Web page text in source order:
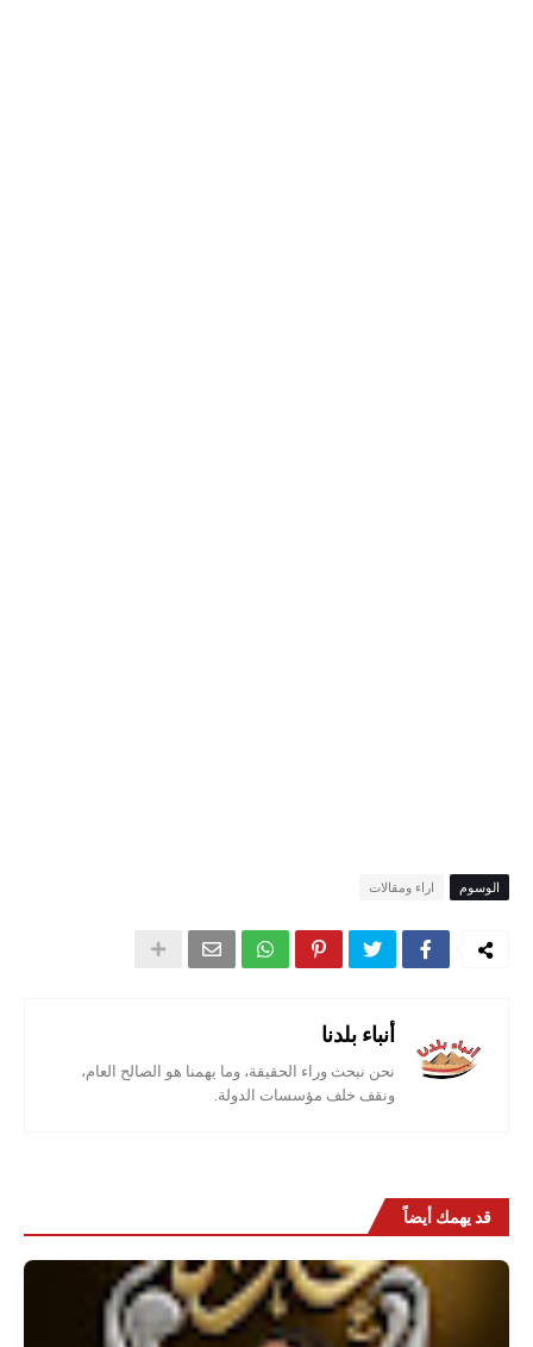
الوسوم اراء ومقالات
أنباء بلدنا
نحن نبحث وراء الحقيقة، وما يهمنا هو الصالح العام،
ونقف خلف مؤسسات الدولة.
قد يهمك أيضاً